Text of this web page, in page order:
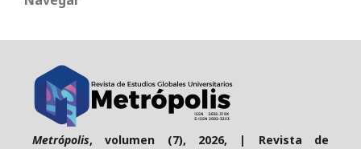
Metrópolis, volumen (7), 2026, | Revista de